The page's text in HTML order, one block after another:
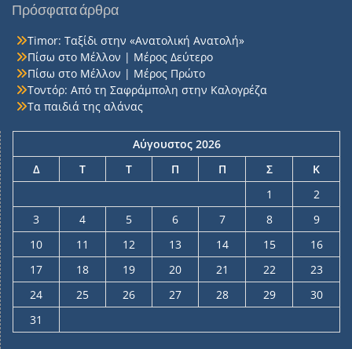
Πρόσφατα άρθρα
Timor: Ταξίδι στην «Ανατολική Ανατολή»
Πίσω στο Μέλλον | Μέρος Δεύτερο
Πίσω στο Μέλλον | Μέρος Πρώτο
Τοντόρ: Από τη Σαφράμπολη στην Καλογρέζα
Τα παιδιά της αλάνας
Αύγουστος 2026
Δ
Τ Τ Π Π Σ
Κ
1
2
3
4 5 6 7 8
9
10
11 12 13 14 15
16
17
18 19 20 21 22
23
24
25 26 27 28 29
30
31